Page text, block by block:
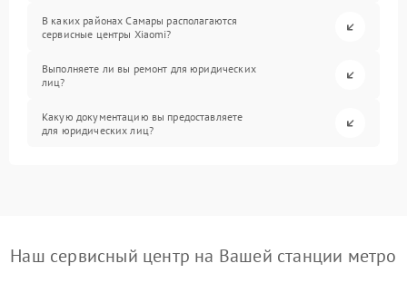
В каких районах Самары располагаются
сервисные центры Xiaomi?
Выполняете ли вы ремонт для юридических
лиц?
Какую документацию вы предоставляете
для юридических лиц?
Наш сервисный центр на Вашей станции метро